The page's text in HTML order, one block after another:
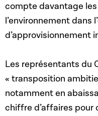
compte davantage
l’environnement dans
d’approvisionnement
Les représentants du
« transposition
notamment en
chiffre d’affaires pour